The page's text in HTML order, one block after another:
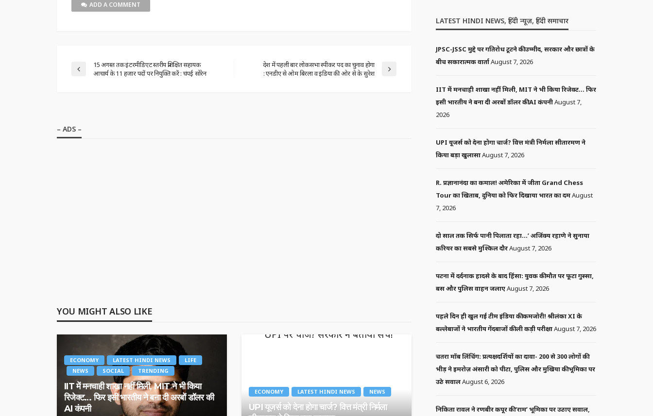
ADD A COMMENT
15 अगस्त तक इंटरमीडिएट स्तरीय प्रशिक्षित सहायक
आचार्य के 11 हजार पदों पर नियुक्ति करें : चंपई सोरेन
देश में पहली बार लोकसभा स्पीकर पद का चुनाव होगा
: एनडीए से ओम बिरला व इंडिया की ओर से के सुरेश
– ADS –
YOU MIGHT ALSO LIKE
ECONOMY LATEST HINDI NEWS
LIFE
NEWS
SOCIAL TRENDING
IIT में मनचाही शाखा नहीं मिली, MIT ने भी किया
रिजेक्ट… फिर इसी भारतीय ने बना दी अरबों डॉलर की
AI कंपनी
ECONOMY LATEST HINDI NEWS NEWS
UPI यूजर्स को देना होगा चार्ज? वित्त मंत्री निर्मला
LATEST HINDI NEWS, हिंदी न्यूज़, हिंदी समाचार
JPSC-JSSC मुद्दे पर गतिरोध टूटने की उम्मीद, सरकार और छात्रों के
बीच सकारात्मक वार्ताAugust 7, 2026
IIT में मनचाही शाखा नहीं मिली, MIT ने भी किया रिजेक्ट… फिर
इसी भारतीय ने बना दी अरबों डॉलर की AI कंपनीAugust 7,
2026
UPI यूजर्स को देना होगा चार्ज? वित्त मंत्री निर्मला सीतारमण ने
किया बड़ा खुलासाAugust 7, 2026
R. प्रज्ञानानंदा का कमाल! अमेरिका में जीता Grand Chess
Tour का खिताब, दुनिया को फिर दिखाया भारत का दमAugust
7, 2026
दो साल तक सिर्फ पानी पिलाता रहा…’ अजिंक्य रहाणे ने सुनाया
करियर का सबसे मुश्किल दौरAugust 7, 2026
पटना में दर्दनाक हादसे के बाद हिंसा: युवक की मौत पर फूटा गुस्सा,
बस और पुलिस वाहन जलाएAugust 7, 2026
पहले दिन ही खुल गई टीम इंडिया की कमजोरी! श्रीलंका XI के
बल्लेबाजों ने भारतीय गेंदबाजों की ली कड़ी परीक्षाAugust 7, 2026
चतरा मॉब लिंचिंग: प्रत्यक्षदर्शियों का दावा- 200 से 300 लोगों की
भीड़ ने इमरोज़ अंसारी को पीटा, पुलिस और मुखिया की भूमिका पर
उठे सवालAugust 6, 2026
निकिता रावल ने रणबीर कपूर की ‘राम’ भूमिका पर उठाए सवाल,